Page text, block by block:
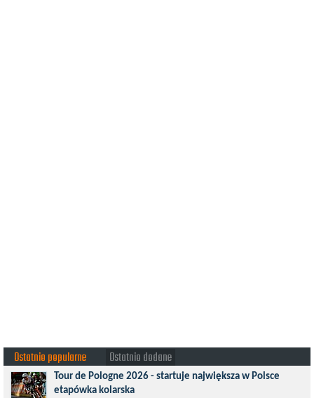
Ostatnio popularne Ostatnio dodane
Tour de Pologne 2026 - startuje największa w Polsce
etapówka kolarska